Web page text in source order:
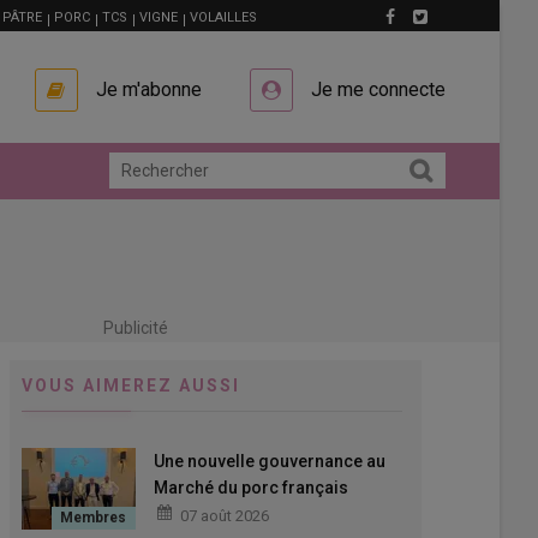
PÂTRE PORC TCS VIGNE VOLAILLES
Je m'abonne Je me connecte
Publicité
VOUS AIMEREZ AUSSI
Une nouvelle gouvernance au
Marché du porc français
07 août 2026